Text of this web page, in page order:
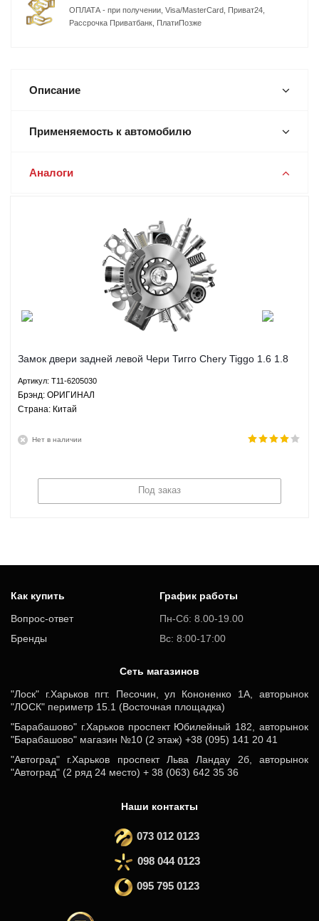
ОПЛАТА - при получении, Visa/MasterCard, Приват24,
Рассрочка Приватбанк, ПлатиПозже
Описание
Применяемость к автомобилю
Аналоги
Замок двери задней левой Чери Тигго Chery Tiggo 1.6 1.8
Артикул: T11-6205030
Брэнд: ОРИГИНАЛ
Страна: Китай
Нет в наличии
Под заказ
Как купить
Вопрос-ответ
Бренды
График работы
Пн-Сб: 8.00-19.00
Вс: 8:00-17:00
Cеть магазинов
"Лоск" г.Харьков пгт. Песочин, ул Кононенко 1А, авторынок
"ЛОСК" периметр 15.1 (Восточная площадка)
"Барабашово" г.Харьков проспект Юбилейный 182, авторынок
"Барабашово" магазин №10 (2 этаж) +38 (095) 141 20 41
"Автоград" г.Харьков проспект Льва Ландау 2б, авторынок
"Автоград" (2 ряд 24 место) + 38 (063) 642 35 36
Наши контакты
073 012 0123
098 044 0123
095 795 0123